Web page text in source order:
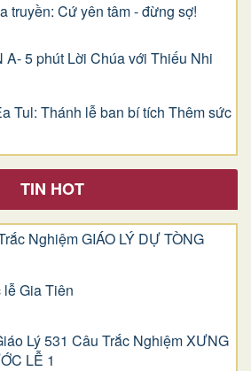
truyền: Cứ yên tâm - đừng sợ!
A- 5 phút Lời Chúa với Thiếu Nhi
Tul: Thánh lễ ban bí tích Thêm sức
TIN HOT
Nghiệm GIÁO LÝ DỰ TÒNG
Gia Tiên
Lý 531 Câu Trắc Nghiệm XƯNG
LỄ 1